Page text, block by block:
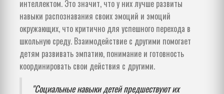
интеллектом. Это значит, что у них лучше развиты
навыки распознавания своих эмоций и эмоций
окружающих, что критично для успешного перехода в
школьную среду. Взаимодействие с другими помогает
детям развивать эмпатию, понимание и готовность
координировать свои действия с другими.
"Социальные навыки детей предшествуют их